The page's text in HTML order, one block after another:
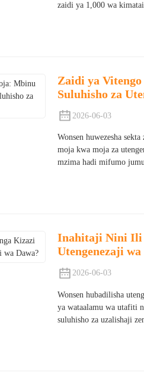
zaidi ya 1,000 wa
Zaidi ya
Suluhisho za
2026-06-03
Wonsen huwezesha
moja kwa moja za
mzima hadi mifumo
Inahitaji Nini Ili
Utengenezaji wa
2026-06-03
Wonsen hubadilisha
ya wataalamu wa utafiti
suluhisho za uzalishaji